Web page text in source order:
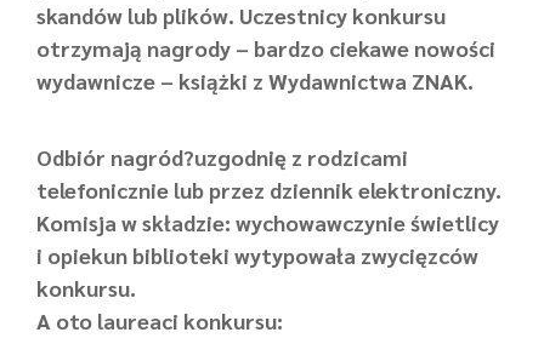
skandów lub plików. Uczestnicy konkursu
otrzymają nagrody – bardzo ciekawe nowości
wydawnicze – książki z Wydawnictwa ZNAK.
Odbiór nagród?uzgodnię z rodzicami
telefonicznie lub przez dziennik elektroniczny.
Komisja w składzie: wychowawczynie świetlicy
i opiekun biblioteki wytypowała zwycięzców
konkursu.
A oto laureaci konkursu: